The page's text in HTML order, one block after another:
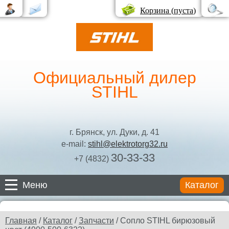
Корзина (пуста)
Официальный дилер
STIHL
г. Брянск, ул. Дуки, д. 41
e-mail: stihl@elektrotorg32.ru
+7 (4832) 30-33-33
Меню Каталог
Каталог
Главная / Каталог / Запчасти / Сопло STIHL бирюзовый